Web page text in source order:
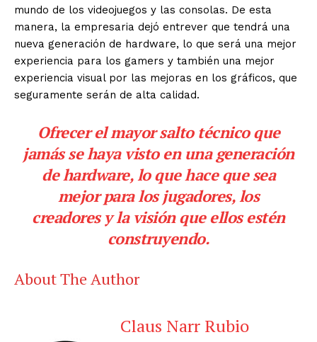
mundo de los videojuegos y las consolas. De esta
manera, la empresaria dejó entrever que tendrá una
nueva generación de hardware, lo que será una mejor
experiencia para los gamers y también una mejor
experiencia visual por las mejoras en los gráficos, que
seguramente serán de alta calidad.
Ofrecer el mayor salto técnico que
jamás se haya visto en una generación
de hardware, lo que hace que sea
mejor para los jugadores, los
creadores y la visión que ellos estén
construyendo.
About The Author
Claus Narr Rubio